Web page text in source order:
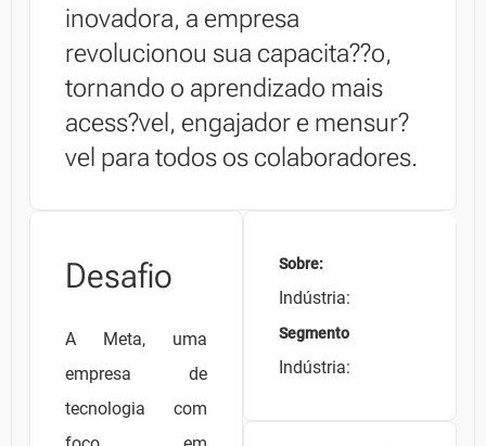
inovadora, a empresa
revolucionou sua capacita??o,
tornando o aprendizado mais
acess?vel, engajador e mensur?
vel para todos os colaboradores.
Desafio
A Meta, uma
empresa de
tecnologia com
Sobre:
Indústria:
Segmento
Indústria: